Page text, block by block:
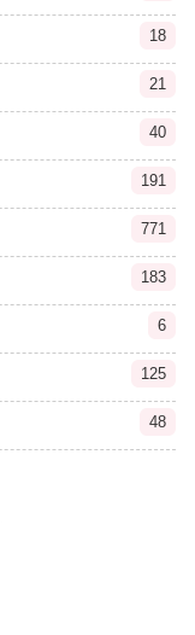
18
21
40
191
771
183
6
125
48